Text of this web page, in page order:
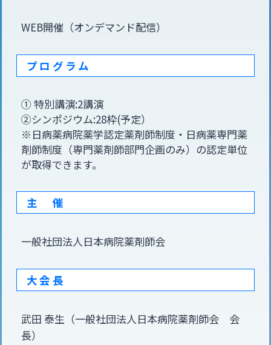
WEB開催（オンデマンド配信）
プログラム
① 特別講演:2講演
②シンポジウム:28枠(予定）
※日病薬病院薬学認定薬剤師制度・日病薬専門薬
剤師制度（専門薬剤師部門企画のみ）の認定単位
が取得できます。
主 催
一般社団法人日本病院薬剤師会
大会長
武田 泰生（一般社団法人日本病院薬剤師会 会
長）